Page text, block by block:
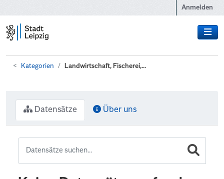
Anmelden
Kategorien Landwirtschaft, Fischerei,...
Datensätze Über uns